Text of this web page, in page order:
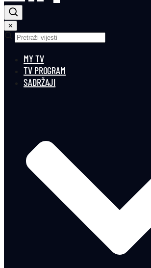
✕
MY TV
TV PROGRAM
SADRŽAJI